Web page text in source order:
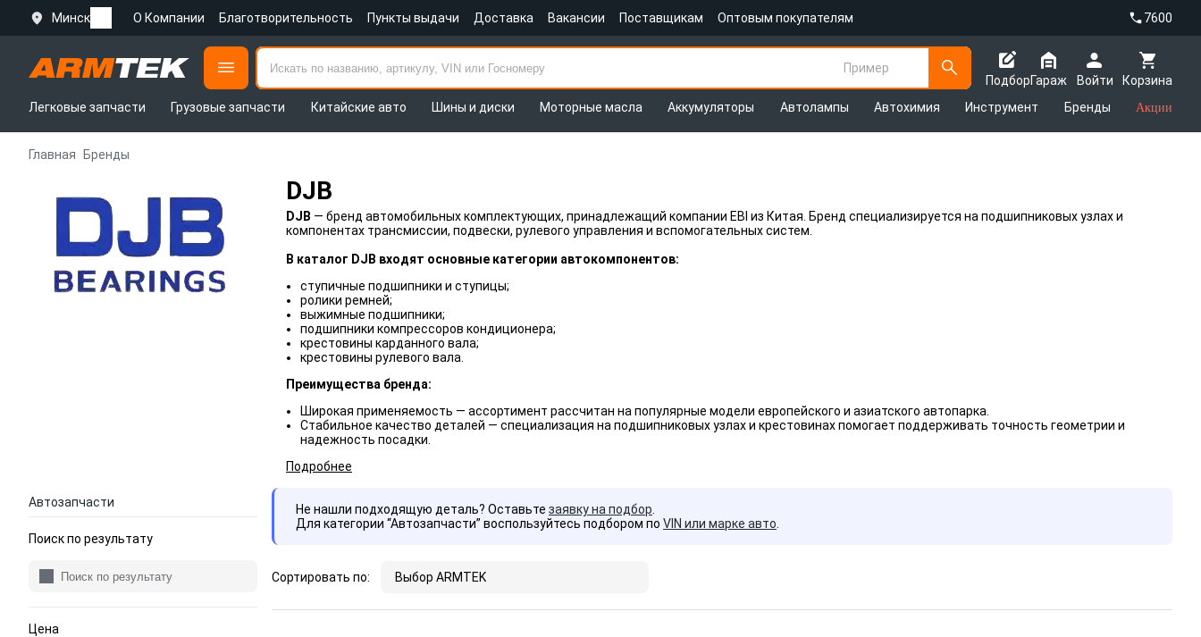
Минск О Компании Благотворительность Пункты выдачи Доставка Вакансии Поставщикам Оптовым покупателям 7600
Пример
Подбор
Корзина
Гараж
Войти
Легковые запчасти
Грузовые запчасти Китайские авто Шины и диски Моторные масла Аккумуляторы Автолампы Автохимия Инструмент Бренды Акции
Главная Бренды
DJB
DJB — бренд автомобильных комплектующих, принадлежащий компании EBI из Китая. Бренд специализируется на подшипниковых узлах и
компонентах трансмиссии, подвески, рулевого управления и вспомогательных систем.
В каталог DJB входят основные категории автокомпонентов:
ступичные подшипники и ступицы;
ролики ремней;
выжимные подшипники;
подшипники компрессоров кондиционера;
крестовины карданного вала;
крестовины рулевого вала.
Преимущества бренда:
Широкая применяемость — ассортимент рассчитан на популярные модели европейского и азиатского автопарка.
Стабильное качество деталей — специализация на подшипниковых узлах и крестовинах помогает поддерживать точность геометрии и
надежность посадки.
Подробнее
Автозапчасти
Поиск по результату
Цена
Не нашли подходящую деталь? Оставьте заявку на подбор
Для категории “Автозапчасти” воспользуйтесь подбором по VIN или марке авто
Сортировать по: Выбор ARMTEK